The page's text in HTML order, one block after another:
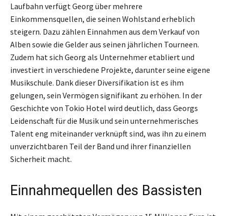
Laufbahn verfügt Georg über mehrere
Einkommensquellen, die seinen Wohlstand erheblich
steigern. Dazu zählen Einnahmen aus dem Verkauf von
Alben sowie die Gelder aus seinen jährlichen Tourneen.
Zudem hat sich Georg als Unternehmer etabliert und
investiert in verschiedene Projekte, darunter seine eigene
Musikschule. Dank dieser Diversifikation ist es ihm
gelungen, sein Vermögen signifikant zu erhöhen. In der
Geschichte von Tokio Hotel wird deutlich, dass Georgs
Leidenschaft für die Musik und sein unternehmerisches
Talent eng miteinander verknüpft sind, was ihn zu einem
unverzichtbaren Teil der Band und ihrer finanziellen
Sicherheit macht.
Einnahmequellen des Bassisten